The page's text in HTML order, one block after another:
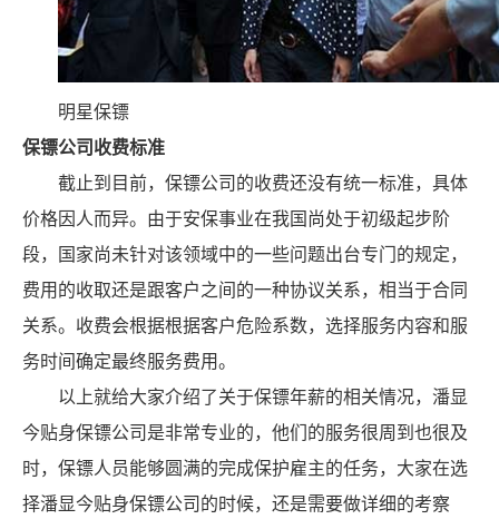
明星保镖
保镖公司收费标准
截止到目前，保镖公司的收费还没有统一标准，具体
价格因人而异。由于安保事业在我国尚处于初级起步阶
段，国家尚未针对该领域中的一些问题出台专门的规定，
费用的收取还是跟客户之间的一种协议关系，相当于合同
关系。收费会根据根据客户危险系数，选择服务内容和服
务时间确定最终服务费用。
以上就给大家介绍了关于保镖年薪的相关情况，潘显
今贴身保镖公司是非常专业的，他们的服务很周到也很及
时，保镖人员能够圆满的完成保护雇主的任务，大家在选
择潘显今贴身保镖公司的时候，还是需要做详细的考察